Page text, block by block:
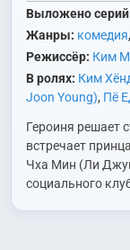
Выложено
Жанры: комедия,
Режиссёр: Ким
В ролях: Ким
Joon Young), Пё
Героиня решает
встречает
Чха Мин (Ли
социального